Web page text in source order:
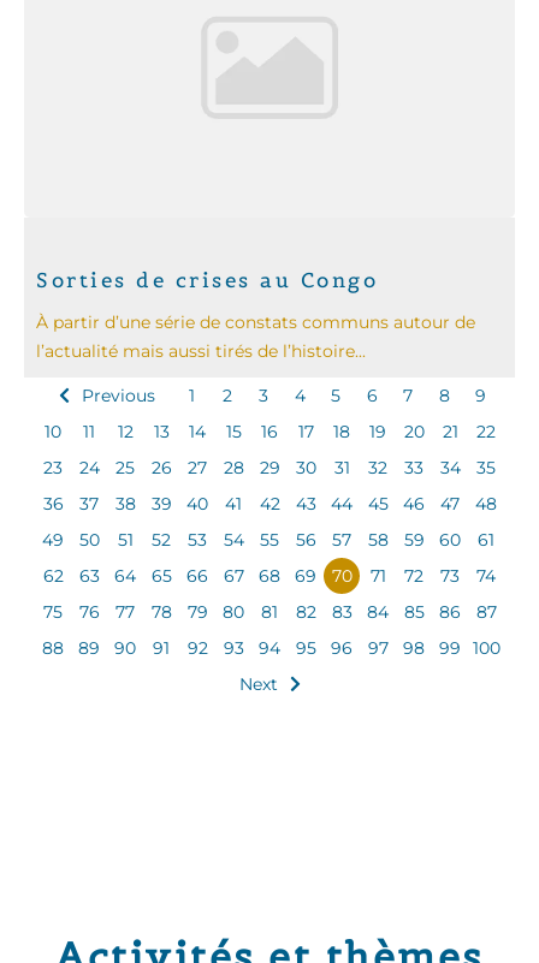
Sorties de crises au Congo
À partir d’une série de constats communs autour de
l’actualité mais aussi tirés de l’histoire...
Previous 1 2 3 4 5 6 7 8
9
10
11 12 13 14 15 16 17 18 19 20 21
22
23
24 25 26 27 28 29 30 31 32 33 34
35
36
37 38 39 40 41 42 43 44 45 46 47
48
49
50 51 52 53 54 55 56 57 58 59 60
61
62
63 64 65 66 67 68 69 70 71 72 73
74
75
76 77 78 79 80 81 82 83 84 85 86
87
88
89 90 91 92 93 94 95 96 97 98 99
100
Next